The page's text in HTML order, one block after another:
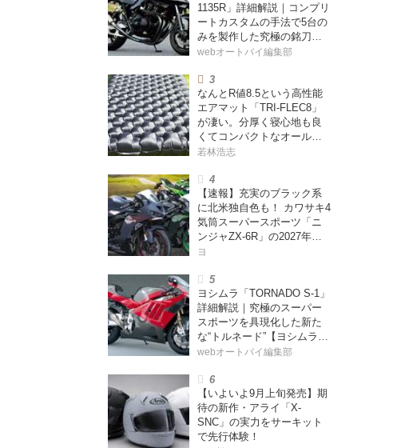
1135R」詳細解説｜コンプリ
ートカスタムの手法で5台の
みを製作した究極の銘刀
【ヨシムラ伝】
webオートバイ編集部
なんとR値8.5という高性能
エアマット「TRI-FLEC8」
が凄い。分厚く寝心地も良
くてコンパクトなオールシ
ーズン対応マットを試して
ー・カブカブ・ダイアリー
ズ Vol.385〉
若林浩志
【速報】充実のブラック系
に北米独自色も！ カワサキ4
気筒スーパースポーツ「ニ
ンジャZX-6R」の2027年モ
デルを発表、2気筒ニンジャ
ヨ
ヨシムラ「TORNADO S-1」
詳細解説｜究極のスーパー
スポーツを具現化した新た
な“トルネード”【ヨシムラ
伝】
webオートバイ編集部
【いよいよ9月上旬発売】期
待の新作・アライ「X-
SNC」の実力をサーキット
で先行体験！